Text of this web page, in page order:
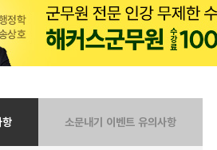
항 소문내기 이벤트 유의사항